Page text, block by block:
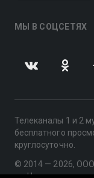
МЫ В СОЦСЕТЯХ
Телеканалы 1 и 2
бесплатного
круглосуточно.
© 2014 — 2026,